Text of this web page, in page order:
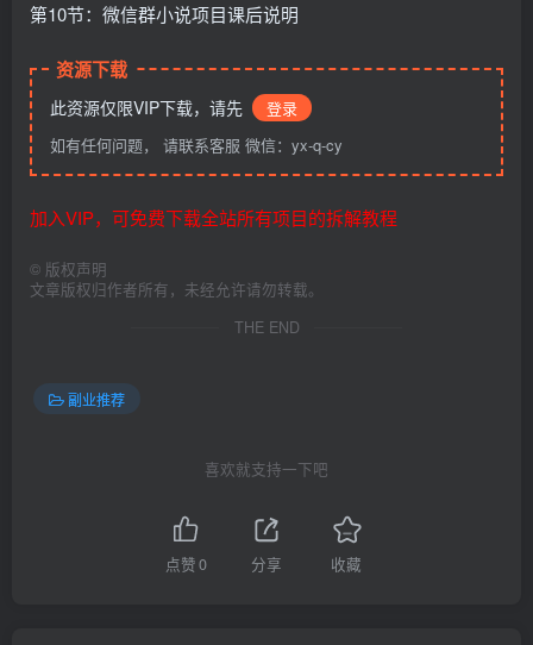
第10节：微信群小说项目课后说明
资源下载
此资源仅限VIP下载，请先
登录
如有任何问题， 请联系客服 微信：yx-q-cy
加入VIP，可免费下载全站所有项目的拆解教程
© 版权声明
文章版权归作者所有，未经允许请勿转载。
THE END
副业推荐
喜欢就支持一下吧
点赞0 分享 收藏